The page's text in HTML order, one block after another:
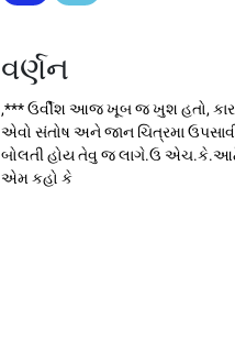
વર્ણન
,*** ઉર્વીશ આજ ખૂબ જ ખુશ હતો,
એવો સંતોષ અને જાન ચિત્રમા
બોલતી હોય તેવુ જ લાગે.ઉ એચ.કે.આટૅ
એમ કહો કે